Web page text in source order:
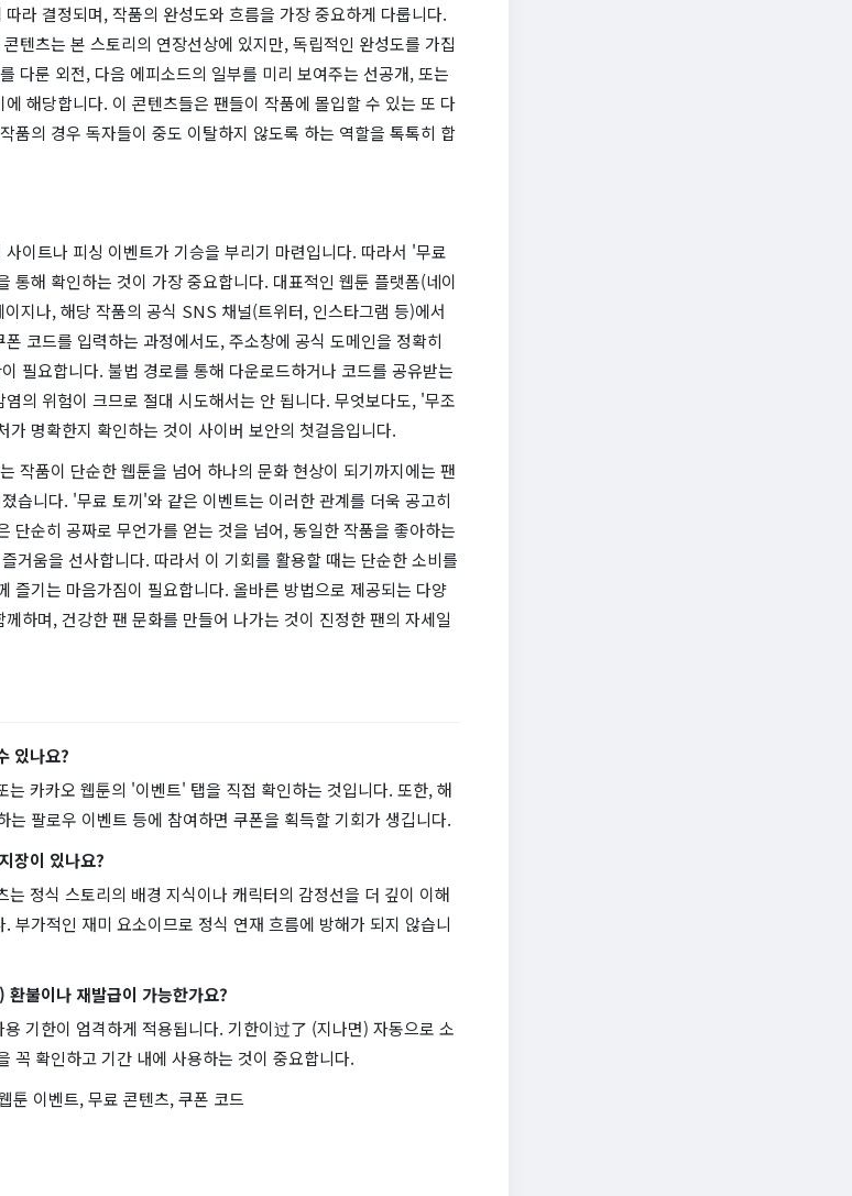
라 결정되며, 작품의 완성도와 흐름을 가장 중요하게 다룹니다.
텐츠는 본 스토리의 연장선상에 있지만, 독립적인 완성도를 가집
다룬 외전, 다음 에피소드의 일부를 미리 보여주는 선공개, 또는
해당합니다. 이 콘텐츠들은 팬들이 작품에 몰입할 수 있는 또 다
품의 경우 독자들이 중도 이탈하지 않도록 하는 역할을 톡톡히 합
이트나 피싱 이벤트가 기승을 부리기 마련입니다. 따라서 '무료
통해 확인하는 것이 가장 중요합니다. 대표적인 웹툰 플랫폼(네이
지나, 해당 작품의 공식 SNS 채널(트위터, 인스타그램 등)에서
코드를 입력하는 과정에서도, 주소창에 공식 도메인을 정확히
필요합니다. 불법 경로를 통해 다운로드하거나 코드를 공유받는
의 위험이 크므로 절대 시도해서는 안 됩니다. 무엇보다도, '무조
명확한지 확인하는 것이 사이버 보안의 첫걸음입니다.
작품이 단순한 웹툰을 넘어 하나의 문화 현상이 되기까지에는 팬
습니다. '무료 토끼'와 같은 이벤트는 이러한 관계를 더욱 공고히
단순히 공짜로 무언가를 얻는 것을 넘어, 동일한 작품을 좋아하는
거움을 선사합니다. 따라서 이 기회를 활용할 때는 단순한 소비를
즐기는 마음가짐이 필요합니다. 올바른 방법으로 제공되는 다양
하며, 건강한 팬 문화를 만들어 나가는 것이 진정한 팬의 자세일
있나요?
는 카카오 웹툰의 '이벤트' 탭을 직접 확인하는 것입니다. 또한, 해
팔로우 이벤트 등에 참여하면 쿠폰을 획득할 기회가 생깁니다.
장이 있나요?
정식 스토리의 배경 지식이나 캐릭터의 감정선을 더 깊이 이해
부가적인 재미 요소이므로 정식 연재 흐름에 방해가 되지 않습니
불이나 재발급이 가능한가요?
기한이 엄격하게 적용됩니다. 기한이过了 (지나면) 자동으로 소
꼭 확인하고 기간 내에 사용하는 것이 중요합니다.
툰 이벤트, 무료 콘텐츠, 쿠폰 코드